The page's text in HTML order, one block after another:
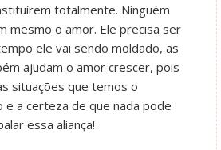
totalmente. Ninguém
mesmo o amor. Ele precisa ser
ele vai sendo moldado, as
ajudam o amor crescer, pois
situações que temos o
e a certeza de que nada pode
essa aliança!